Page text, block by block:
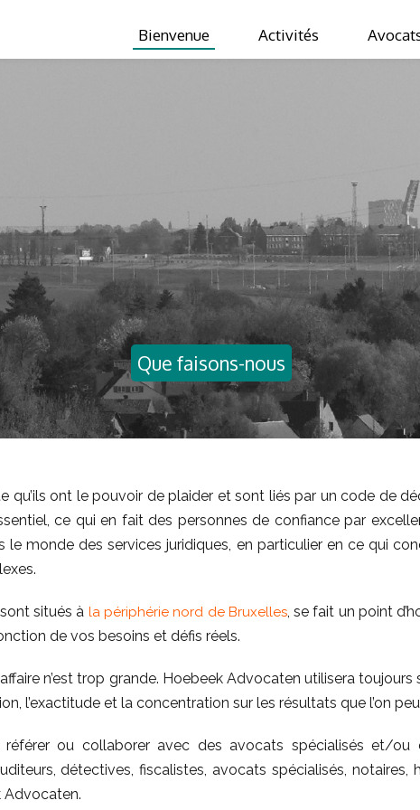
Bienvenue Activités
Que faisons-nous
qu’ils ont le pouvoir de plaider et sont liés par un code de
ce qui en fait des personnes de confiance par
monde des services juridiques, en particulier en ce qui
situés à la périphérie nord de Bruxelles, se fait un point
de vos besoins et défis réels.
n’est trop grande. Hoebeek Advocaten utilisera
l’exactitude et la concentration sur les résultats que l’on
ou collaborer avec des avocats spécialisés et/ou
détectives, fiscalistes, avocats spécialisés, notaires,
Advocaten.